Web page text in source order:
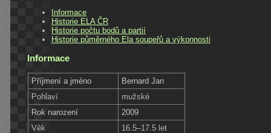
Informace
Historie ELA ČR
Historie počtu bodů a partií
Historie půměrného Ela soupeřů a výkonnosti
Informace
Příjmení a jméno
Bernard Jan
Pohlaví
mužské
Rok narození
2009
Věk
16.5–17.5 let